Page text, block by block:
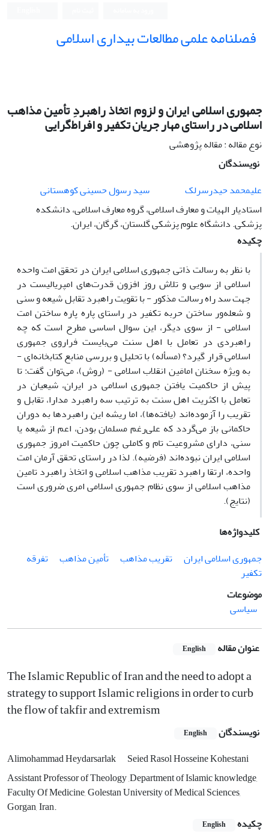
فصلنامه علمی مطالعات بیداری اسلامی
جمهوری اسلامی ایران و لزوم اتخاذ راهبردِ تأمین مذاهب
اسلامی در راستای مهار جریان تکفیر و افراط‌گرایی
نوع مقاله : مقاله پژوهشی
نویسندگان
علیمحمد حیدرسرلک
سید رسول حسینی کوهستانی
استادیار الهیات و معارف اسلامی، گروه معارف اسلامی، دانشکده
پزشکی. دانشگاه علوم پزشکی گلستان، گرگان، ایران.
چکیده
با نظر به رسالت ذاتی جمهوری اسلامی ایران در تحقق امت واحده
اسلامی از سویی و تلاش روز افزون قدرت‌های امپریالیست در
جهت سد راه رسالت مذکور - با تقویت راهبرد تقابل شیعه و سنی
و شعله‌ور ساختن حربه تکفیر در راستای پاره پاره ساختن امت
اسلامی - از سوی دیگر، این سوال اساسی مطرح است که چه
راهبردی در تعامل با اهل سنت می‌بایست فراروی جمهوری
اسلامی قرار گیرد؟ (مسأله) با تحلیل و بررسی منابع کتابخانه‌ای -
به ویژه سخنان امامَین انقلاب اسلامی - (روش)، می‌توان گفت: تا
پیش از حاکمیت یافتن جمهوری اسلامی در ایران، شیعیان در
تعامل با اکثریت اهل سنت به ترتیب سه راهبرد مدارا، تقابل و
تقریب را آزموده‌اند (یافته‌ها)، اما ریشه این راهبردها به دوران
حاکمانی باز می‌گردد که علی‌رغم مسلمان بودن، اعم از شیعه یا
سنی، دارای مشروعیت تام و کاملی چون حاکمیت امروز جمهوری
اسلامی ایران نبوده‌اند (فرضیه). لذا در راستای تحقق آرمان امت
واحده، ارتقا راهبرد تقریب مذاهب اسلامی و اتخاذ راهبرد تامین
مذاهب اسلامی از سوی نظام جمهوری اسلامی امری ضروری است
(نتایج).
کلیدواژه‌ها
جمهوری اسلامی ایران
تقریب مذاهب تأمین مذاهب
تفرقه
تکفیر
موضوعات
سیاسی
عنوان مقاله English
The Islamic Republic of Iran and the need to adopt a
strategy to support Islamic religions in order to curb
the flow of takfir and extremism
نویسندگان English
Alimohammad Heydarsarlak
Seied Rasol Hosseine Kohestani
Assistant Professor of Theology ,Department of Islamic knowledge,
Faculty Of Medicine, Golestan University of Medical Sciences,
Gorgan, Iran.
چکیده
English